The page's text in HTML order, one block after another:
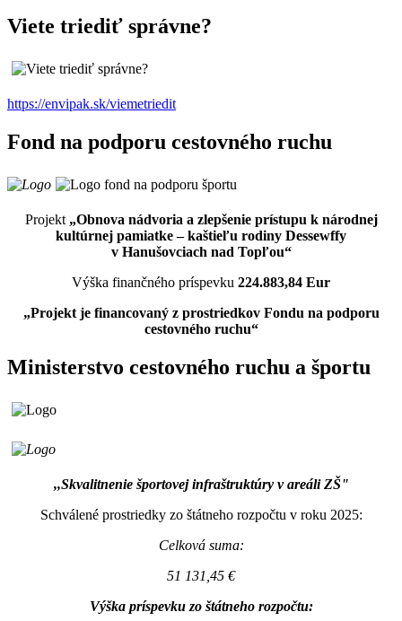
Viete triediť správne?
https://envipak.sk/viemetriedit
Fond na podporu cestovného ruchu
Projekt „Obnova nádvoria a zlepšenie prístupu k národnej
kultúrnej pamiatke – kaštieľu rodiny Dessewffy
v Hanušovciach nad Topľou“
Výška finančného príspevku 224.883,84 Eur
„Projekt je financovaný z prostriedkov Fondu na podporu
cestovného ruchu“
Ministerstvo cestovného ruchu a športu
,,Skvalitnenie športovej infraštruktúry v areáli ZŠ"
Schválené prostriedky zo štátneho rozpočtu v roku 2025:
Celková suma:
51 131,45 €
Výška príspevku zo štátneho rozpočtu: